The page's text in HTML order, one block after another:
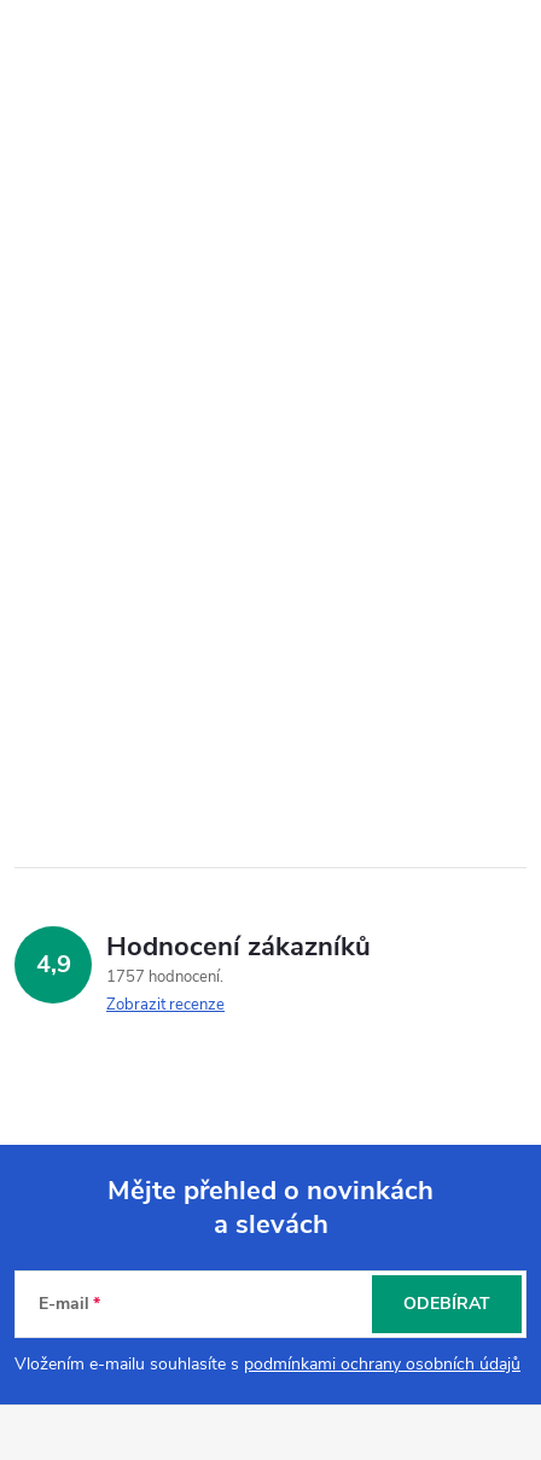
4,9 Hodnocení zákazníků
1757 hodnocení
Zobrazit recenze
p
a
Mějte přehled o novinkách
a slevách
E-mail
Vložením e-mailu souhlasíte s podmínkami ochrany osobních údajů
ODEBÍRAT